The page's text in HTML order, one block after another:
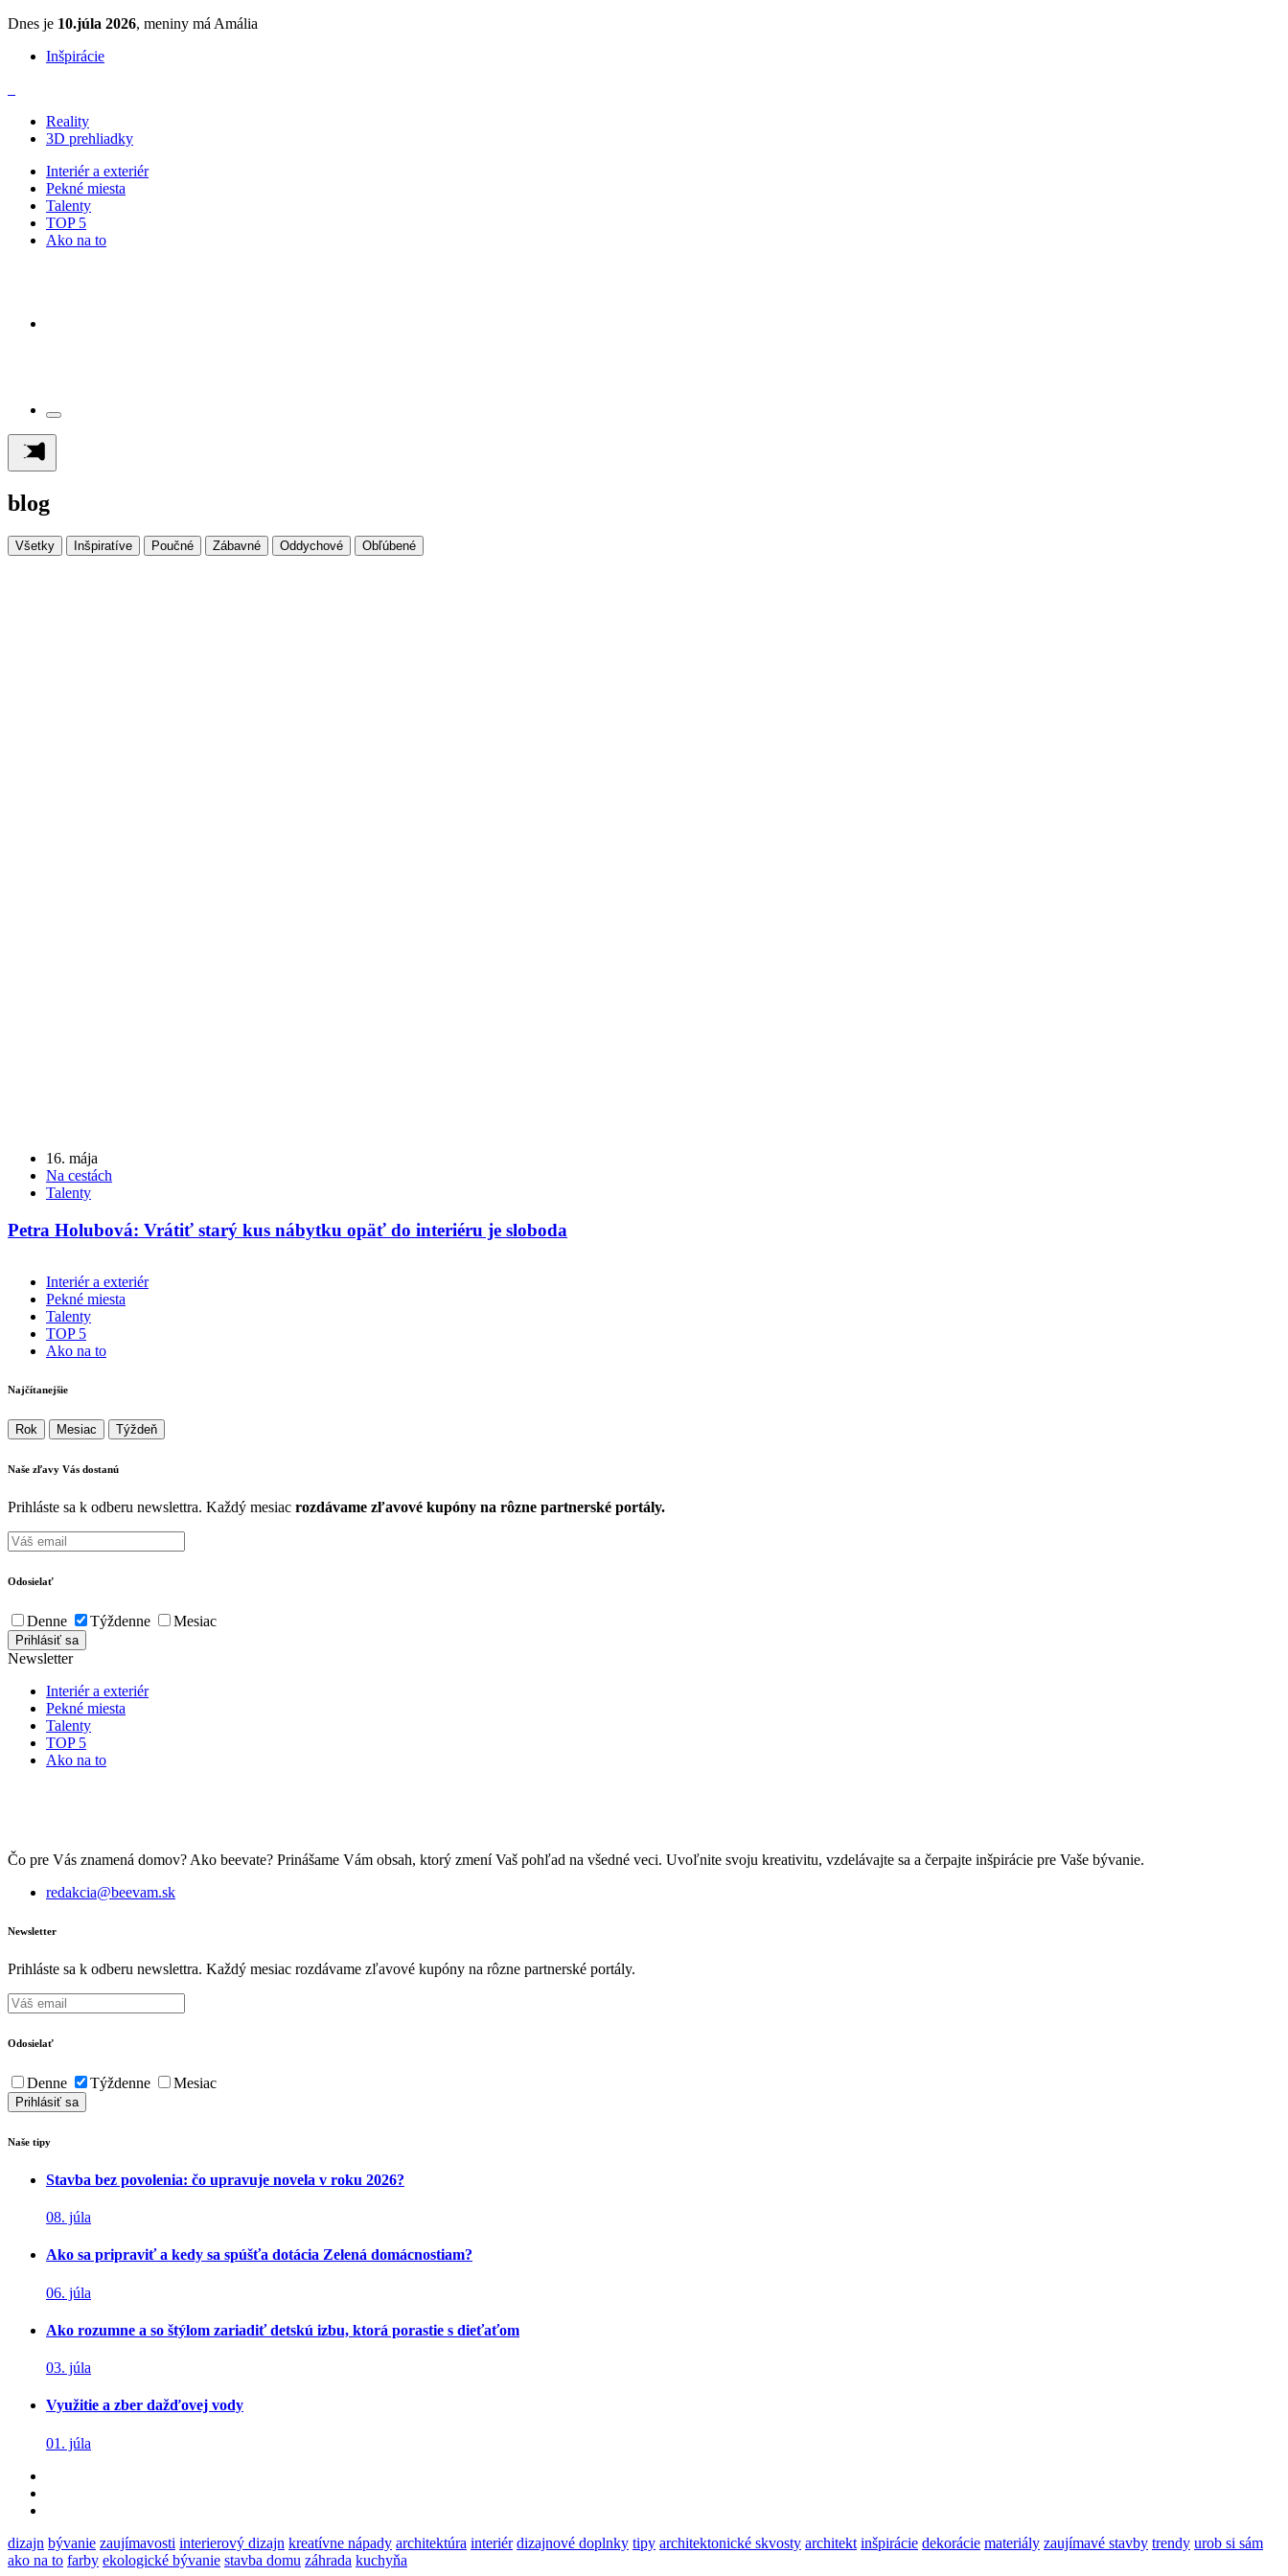
Dnes je 10.júla 2026, meniny má Amália
Inšpirácie
Reality
3D prehliadky
Interiér a exteriér
Pekné miesta
Talenty
TOP 5
Ako na to
blog
Všetky Inšpiratíve Poučné Zábavné Oddychové Obľúbené
16. mája
Na cestách
Talenty
Petra Holubová: Vrátiť starý kus nábytku opäť do interiéru je sloboda
Interiér a exteriér
Pekné miesta
Talenty
TOP 5
Ako na to
Najčítanejšie
Rok Mesiac Týždeň
Naše zľavy Vás dostanú
Prihláste sa k odberu newslettra. Každý mesiac rozdávame zľavové kupóny na rôzne partnerské portály.
Odosielať
Denne Týždenne Mesiac
Newsletter
Interiér a exteriér
Pekné miesta
Talenty
TOP 5
Ako na to
Čo pre Vás znamená domov? Ako beevate? Prinášame Vám obsah, ktorý zmení Vaš pohľad na všedné veci. Uvoľnite svoju kreativitu, vzdelávajte sa a čerpajte inšpirácie pre Vaše bývanie.
redakcia@beevam.sk
Newsletter
Prihláste sa k odberu newslettra. Každý mesiac rozdávame zľavové kupóny na rôzne partnerské portály.
Odosielať
Denne Týždenne Mesiac
Naše tipy
Stavba bez povolenia: čo upravuje novela v roku 2026?
08. júla
Ako sa pripraviť a kedy sa spúšťa dotácia Zelená domácnostiam?
06. júla
Ako rozumne a so štýlom zariadiť detskú izbu, ktorá porastie s dieťaťom
03. júla
Využitie a zber dažďovej vody
01. júla
dizajn bývanie zaujímavosti interierový dizajn kreatívne nápady architektúra interiér dizajnové doplnky tipy architektonické skvosty architekt inšpirácie dekorácie materiály zaujímavé stavby trendy urob si sám
ako na to farby ekologické bývanie stavba domu záhrada kuchyňa